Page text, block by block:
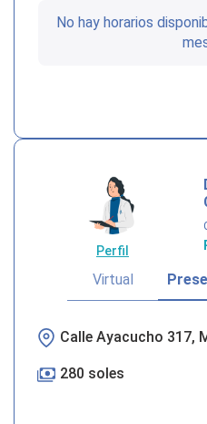
No hay horarios
Perfil
Virtual
Calle Ayacucho 317,
280 soles